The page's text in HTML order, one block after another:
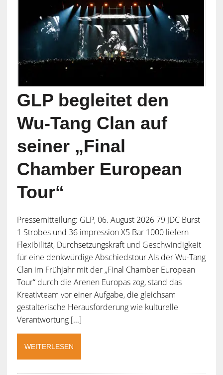
GLP begleitet den
Wu-Tang Clan auf
seiner „Final
Chamber European
Tour“
Pressemitteilung: GLP, 06. August 2026 79 JDC Burst
1 Strobes und 36 impression X5 Bar 1000 liefern
Flexibilität, Durchsetzungskraft und Geschwindigkeit
für eine denkwürdige Abschiedstour Als der Wu-Tang
Clan im Frühjahr mit der „Final Chamber European
Tour“ durch die Arenen Europas zog, stand das
Kreativteam vor einer Aufgabe, die gleichsam
gestalterische Herausforderung wie kulturelle
Verantwortung [...]
WEITERLESEN